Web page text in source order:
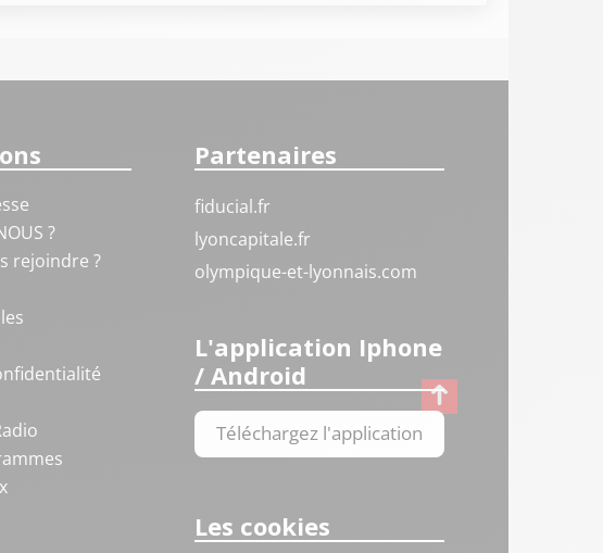
?
rejoindre ?
Partenaires
fiducial.fr
lyoncapitale.fr
olympique-et-lyonnais.com
L'application Iphone
/ Android
Téléchargez l'application
Les cookies